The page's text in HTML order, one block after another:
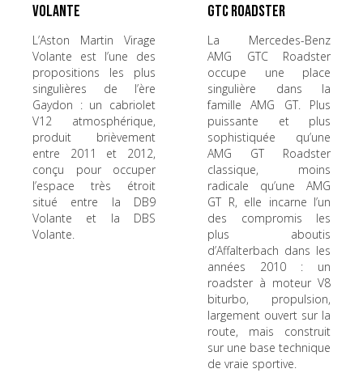
Volante
L’Aston Martin Virage
Volante est l’une des
propositions les plus
singulières de l’ère
Gaydon : un cabriolet
V12 atmosphérique,
produit brièvement
entre 2011 et 2012,
conçu pour occuper
l’espace très étroit
situé entre la DB9
Volante et la DBS
Volante.
GTC Roadster
La Mercedes-Benz
AMG GTC Roadster
occupe une place
singulière dans la
famille AMG GT. Plus
puissante et plus
sophistiquée qu’une
AMG GT Roadster
classique, moins
radicale qu’une AMG
GT R, elle incarne l’un
des compromis les
plus aboutis
d’Affalterbach dans les
années 2010 : un
roadster à moteur V8
biturbo, propulsion,
largement ouvert sur la
route, mais construit
sur une base technique
de vraie sportive.